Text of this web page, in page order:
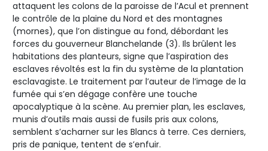
attaquent les colons de la paroisse de l’Acul et prennent
le contrôle de la plaine du Nord et des montagnes
(mornes), que l’on distingue au fond, débordant les
forces du gouverneur Blanchelande (3). Ils brûlent les
habitations des planteurs, signe que l’aspiration des
esclaves révoltés est la fin du système de la plantation
esclavagiste. Le traitement par l’auteur de l’image de la
fumée qui s’en dégage confère une touche
apocalyptique à la scène. Au premier plan, les esclaves,
munis d’outils mais aussi de fusils pris aux colons,
semblent s’acharner sur les Blancs à terre. Ces derniers,
pris de panique, tentent de s’enfuir.